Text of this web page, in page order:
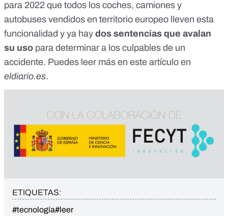
para 2022 que todos los coches, camiones y
autobuses vendidos en territorio europeo lleven esta
funcionalidad y ya hay dos sentencias que avalan
su uso para determinar a los culpables de un
accidente. Puedes leer más en este artículo en
eldiario.es.
ETIQUETAS:
#tecnología#leer